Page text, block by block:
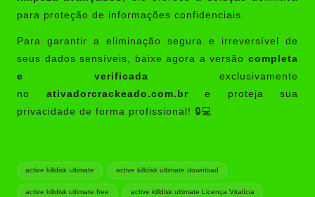
para proteção de informações confidenciais.
Para garantir a eliminação segura e irreversível de
seus dados sensíveis, baixe agora a versão completa
e verificada exclusivamente
no ativadorcrackeado.com.bre proteja sua
privacidade de forma profissional! 🔒💻
Tags:
active killdisk ultimate active killdisk ultimate download
active killdisk ultimate free active killdisk ultimate Licença Vitalícia